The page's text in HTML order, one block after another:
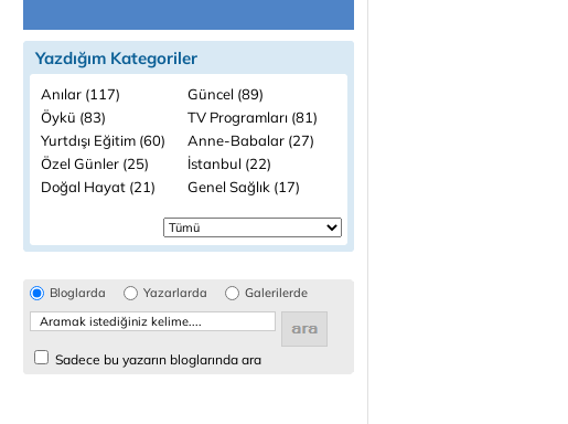
Yazdığım Kategoriler
Anılar (117)
Güncel (89)
Öykü (83)
TV Programları (81)
Yurtdışı Eğitim (60)
Anne-Babalar (27)
Özel Günler (25)
İstanbul (22)
Doğal Hayat (21)
Genel Sağlık (17)
Bloglarda Yazarlarda Galerilerde
Sadece bu yazarın bloglarında ara